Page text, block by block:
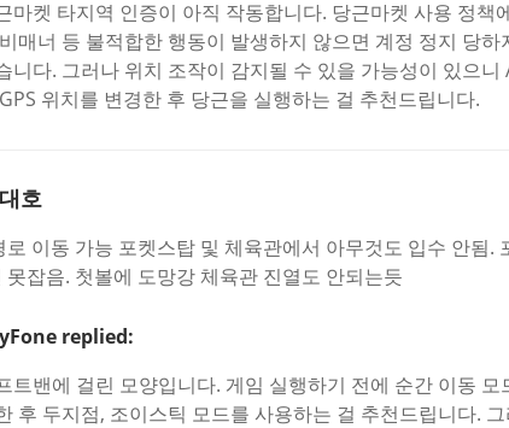
마켓 타지역 인증이 아직 작동합니다. 당근마켓 사용 정책
매너 등 불적합한 행동이 발생하지 않으면 계정 정지 당하
니다. 그러나 위치 조작이 감지될 수 있을 가능성이 있으니
위치를 변경한 후 당근을 실행하는 걸 추천드립니다.
호
로 이동 가능 포켓스탑 및 체육관에서 아무것도 입수 안됨.
못잡음. 첫볼에 도망강 체육관 진열도 안되는듯
replied:
트밴에 걸린 모양입니다. 게임 실행하기 전에 순간 이동 모
후 두지점, 조이스틱 모드를 사용하는 걸 추천드립니다.